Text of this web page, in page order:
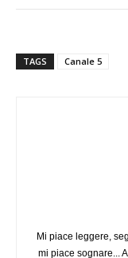
TAGS Canale 5
Mi piace leggere,
mi piace sognare...